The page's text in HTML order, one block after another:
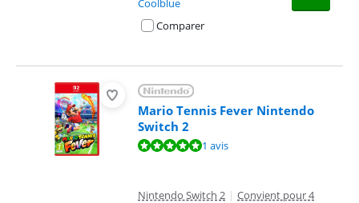
Coolblue
Comparer
Mario Tennis Fever Nintendo
Switch 2
La note est de 10 sur 10, basée sur 1 avis.1 avis
Nintendo Switch 2 | Convient pour 4